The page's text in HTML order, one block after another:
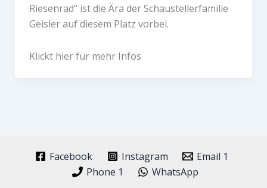
Riesenrad“ ist die Ära der Schaustellerfamilie
Geisler auf diesem Platz vorbei.
Klickt hier für mehr Infos
Facebook Instagram
Email 1
Phone 1
WhatsApp